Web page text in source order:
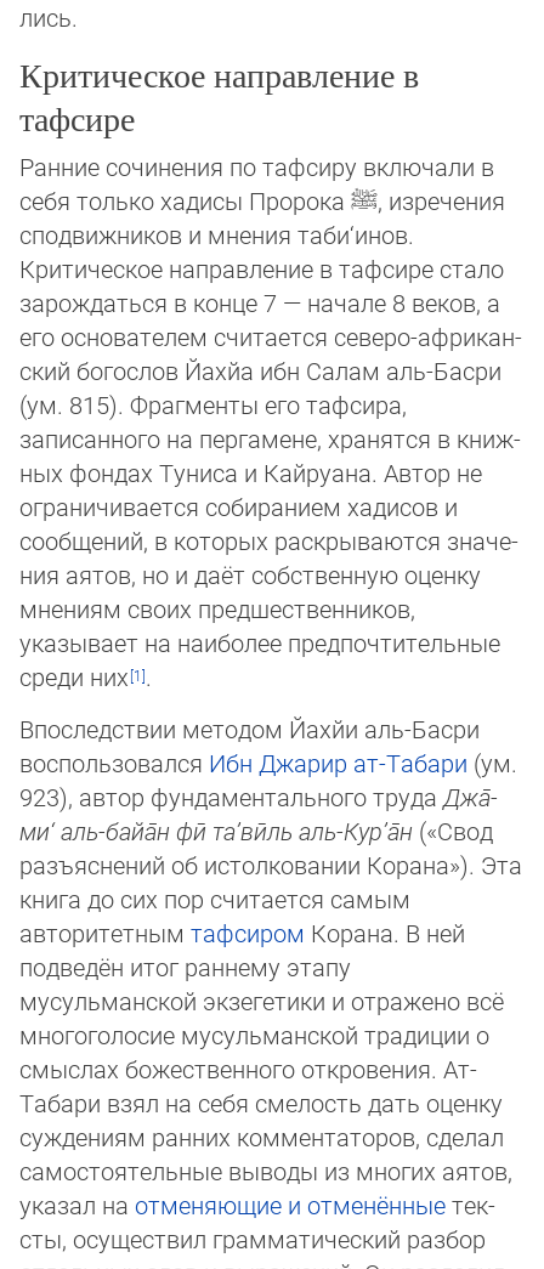
лись.
Критическое направление в
тафсире
Ранние сочинения по тафсиру включали в
себя только хадисы Пророка ﷺ, изрече­ния
сподвижников и мнения таби‘инов.
Критическое направление в тафсире стало
за­рож­даться в конце 7 — начале 8 веков, а
его основателем считается северо-аф­ри­кан­
ский богослов Йахйа ибн Салам аль-Басри
(ум. 815). Фрагменты его тафсира,
записанного на пергамене, хранятся в книж­
ных фон­дах Туниса и Кайруана. Автор не
ограни­чи­ва­ет­ся собиранием хадисов и
сообщений, в которых раскрываются значе­
ния аятов, но и даёт собственную оценку
мне­ни­ям сво­их пред­шест­вен­ни­ков,
указывает на наи­бо­лее предпоч­ти­тель­ные
сре­ди них
.
Впоследствии методом Йахйи аль-Басри
воспользовался Ибн Джарир ат-Табари (ум.
923), автор фундаментального труда Джа̄­
ми‘ аль-байа̄н фӣ та’вӣль аль-Кур’а̄н («Свод
разъяснений об истолковании Корана»). Эта
книга до сих пор считается са­мым
авторитетным тафсиром Корана. В ней
подведён итог раннему этапу
мусульманской экзегетики и отражено всё
мно­го­голосие мусульманской традиции о
смыслах божественного откровения. Ат-
Табари взял на себя смелость дать оцен­ку
суж­дениям ранних комментаторов, сделал
самостоятельные выводы из многих аятов,
указал на отменяющие и от­ме­нён­ныетек­
сты, осуществил грамматический разбор